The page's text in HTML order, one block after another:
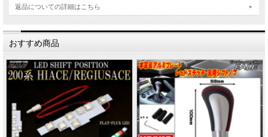
返品についての詳細はこちら
おすすめ商品